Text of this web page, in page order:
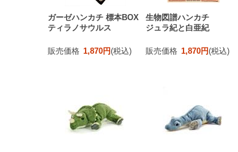
ガーゼハンカチ 標本BOX
ティラノサウルス
販売価格 1,870円(税込)
生物図譜ハンカチ
ジュラ紀と白亜紀
販売価格 1,870円(税込)